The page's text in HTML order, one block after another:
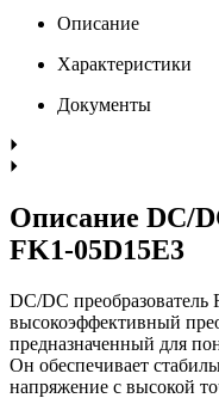
Описание
Характеристики
Документы
Описание DC/
FK1-05D15E3
DC/DC
высокоэффективный
предназначенный для
Он обеспечивает
напряжение с высокой